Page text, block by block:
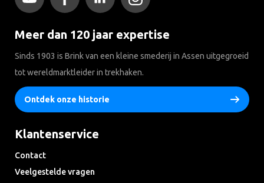
Meer dan 120 jaar expertise
Sinds 1903 is Brink van een kleine smederij in Assen uitgegroeid
tot wereldmarktleider in trekhaken.
Ontdek onze historie
Klantenservice
Contact
Veelgestelde vragen